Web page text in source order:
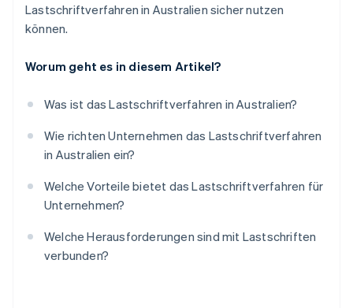
Lastschriftverfahren in Australien sicher nutzen
können.
Worum geht es in diesem Artikel?
Was ist das Lastschriftverfahren in Australien?
Wie richten Unternehmen das Lastschriftverfahren
in Australien ein?
Welche Vorteile bietet das Lastschriftverfahren für
Unternehmen?
Welche Herausforderungen sind mit Lastschriften
verbunden?